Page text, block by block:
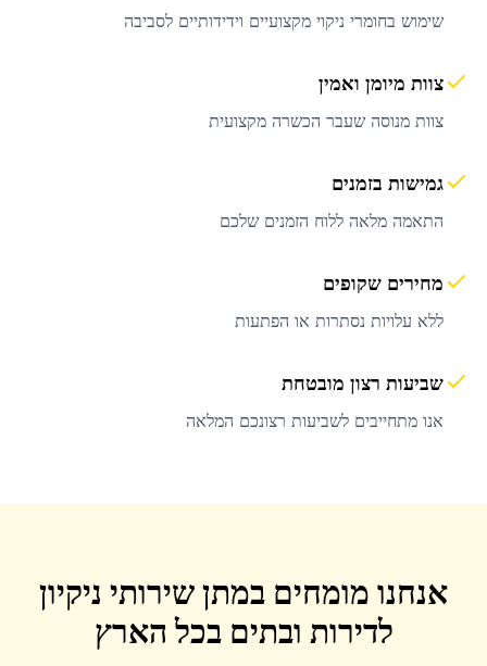
שימוש בחומרי ניקוי מקצועיים וידידותיים לסביבה
צוות מיומן ואמין
צוות מנוסה שעבר הכשרה מקצועית
גמישות בזמנים
התאמה מלאה ללוח הזמנים שלכם
מחירים שקופים
ללא עלויות נסתרות או הפתעות
שביעות רצון מובטחת
אנו מתחייבים לשביעות רצונכם המלאה
אנחנו מומחים במתן שירותי ניקיון
לדירות ובתים בכל הארץ